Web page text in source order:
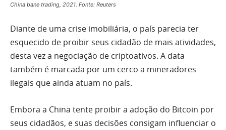
China bane trading, 2021. Fonte: Reuters
Diante de uma crise imobiliária, o país parecia ter
esquecido de proibir seus cidadão de mais atividades,
desta vez a negociação de criptoativos. A data
também é marcada por um cerco a mineradores
ilegais que ainda atuam no país.
Embora a China tente proibir a adoção do Bitcoin por
seus cidadãos, e suas decisões consigam influenciar o